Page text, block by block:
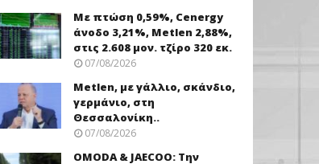
Με πτώση 0,59%, Cenergy
άνοδο 3,21%, Metlen 2,88%,
στις 2.608 μον. τζίρο 320 εκ.
07/08/2026
Metlen, με γάλλιο, σκάνδιο,
γερμάνιο, στη
Θεσσαλονίκη..
07/08/2026
OMODA & JAECOO: Την